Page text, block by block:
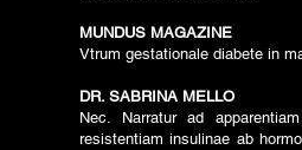
MUNDUS MAGAZINE
Vtrum gestationale diabete in
DR. SABRINA MELLO
Nec. Narratur ad
resistentiam insulinae ab